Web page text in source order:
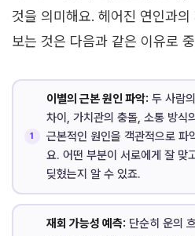
것을 의미해요. 헤어진 연인과
보는 것은 다음과 같은 이유로
이별의 근본 원인 파악: 두 사람
차이, 가치관의 충돌, 소통 방식
근본적인 원인을 객관적으로 파
요. 어떤 부분이 서로에게 잘 맞
딪혔는지 알 수 있죠.
재회 가능성 예측: 단순히 운의